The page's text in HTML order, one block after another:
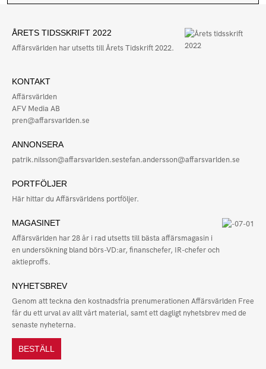
ÅRETS TIDSSKRIFT 2022
Affärsvärlden har utsetts till Årets Tidskrift 2022.
KONTAKT
Affärsvärlden
AFV Media AB
pren@affarsvarlden.se
ANNONSERA
patrik.nilsson@affarsvarlden.sestefan.andersson@affarsvarlden.se
PORTFÖLJER
Här hittar du Affärsvärldens portföljer.
MAGASINET
Affärsvärlden har 28 år i rad utsetts till bästa affärsmagasin i
en undersökning bland börs-VD:ar, finanschefer, IR-chefer och
aktieproffs.
NYHETSBREV
Genom att teckna den kostnadsfria prenumerationen Affärsvärlden Free
får du ett urval av allt vårt material, samt ett dagligt nyhetsbrev med de
senaste nyheterna.
BESTÄLL